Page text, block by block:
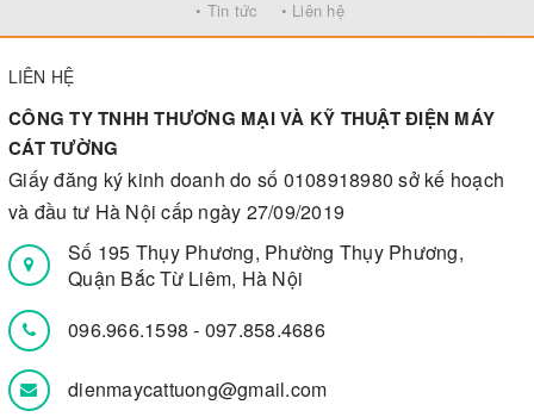
• Tin tức • Liên hệ
LIÊN HỆ
CÔNG TY TNHH THƯƠNG MẠI VÀ KỸ THUẬT ĐIỆN MÁY
CÁT TƯỜNG
Giấy đăng ký kinh doanh do số 0108918980 sở kế hoạch
và đầu tư Hà Nội cấp ngày 27/09/2019
Số 195 Thụy Phương, Phường Thụy Phương,
Quận Bắc Từ Liêm, Hà Nội
096.966.1598- 097.858.4686
dienmaycattuong@gmail.com